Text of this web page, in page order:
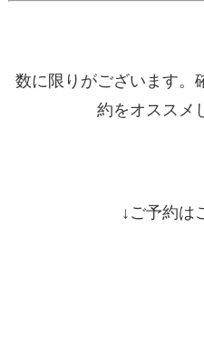
数に限りがございます。
約をオススメ
↓ご予約は